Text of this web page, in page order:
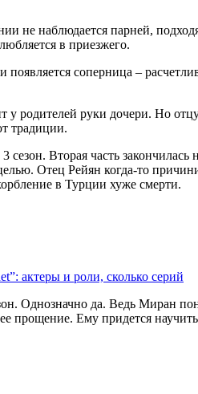
не наблюдается парней,
в приезжего.
появляется соперница –
родителей руки дочери. Но
традиции.
Вторая часть
Отец Рейян когда-то
в Турции хуже смерти.
актеры и роли, сколько серий
Однозначно да. Ведь Миран
прощение. Ему придется